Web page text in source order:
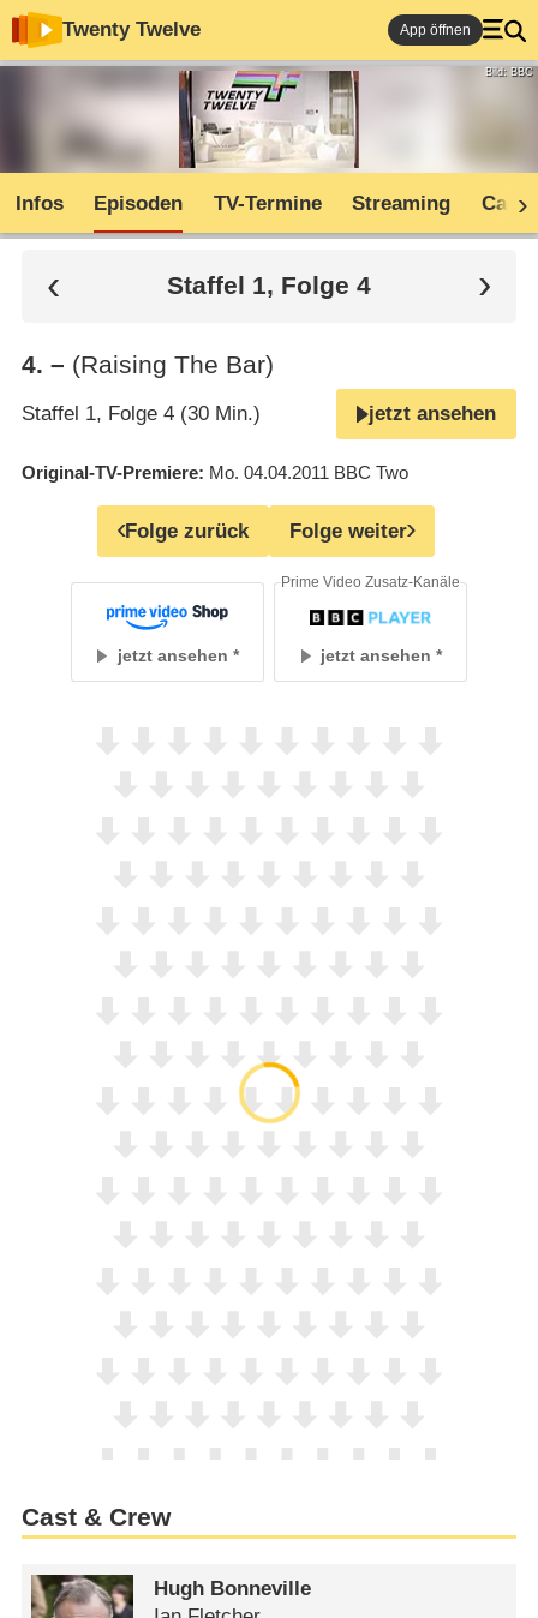
Twenty Twelve App öffnen
Bild: BBC
Infos Episoden TV-Termine Streaming Cast
Staffel 1, Folge 4
4. – (Raising The Bar)
Staffel 1, Folge 4 (30 Min.) jetzt ansehen
Original-TV-Premiere Mo. 04.04.2011 BBC Two
Folge zurück Folge weiter
jetzt ansehen jetzt ansehen
Prime Video Zusatz-Kanäle
Cast & Crew
Hugh Bonneville